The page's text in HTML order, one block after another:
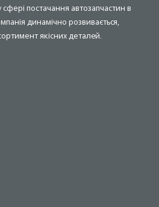
постачання автозапчастин в
динамічно розвивається,
якісних деталей.